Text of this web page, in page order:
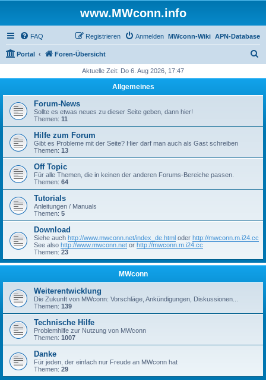
www.MWconn.info
FAQ APN-Database
MWconn-Wiki
Anmelden
Registrieren
Portal Foren-Übersicht
h
Aktuelle Zeit: Do 6. Aug 2026, 17:47
Allgemeines
Forum-News
Sollte es etwas neues zu dieser Seite geben, dann hier!
Themen: 11
Hilfe zum Forum
Gibt es Probleme mit der Seite? Hier darf man auch als Gast schreiben
Themen: 13
Off Topic
Für alle Themen, die in keinen der anderen Forums-Bereiche passen.
Themen: 64
Tutorials
Anleitungen / Manuals
Themen: 5
Download
Siehe auch http://www.mwconn.net/index_de.html oder http://mwconn.m.i24.cc
See also http://www.mwconn.net or http://mwconn.m.i24.cc
Themen: 23
MWconn
Weiterentwicklung
Die Zukunft von MWconn: Vorschläge, Ankündigungen, Diskussionen...
Themen: 139
Technische Hilfe
Problemhilfe zur Nutzung von MWconn
Themen: 1007
Danke
Für jeden, der einfach nur Freude an MWconn hat
Themen: 29